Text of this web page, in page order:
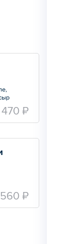
470 ₽
560 ₽